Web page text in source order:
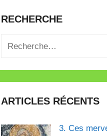
RECHERCHE
Recherche
:
ARTICLES RÉCENTS
3. Ces